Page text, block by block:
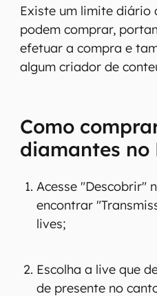
Existe um limite diário
podem comprar,
efetuar a compra e
algum criador de
Como
diamantes no
Acesse "Descobrir"
encontrar
lives;
Escolha a live que
de presente no